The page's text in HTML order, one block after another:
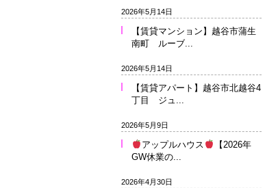
2026年5月14日
【賃貸マンション】越谷市蒲生
南町 ルーブ...
2026年5月14日
【賃貸アパート】越谷市北越谷4
丁目 ジュ...
2026年5月9日
アップルハウス
【2026年
GW休業の...
2026年4月30日